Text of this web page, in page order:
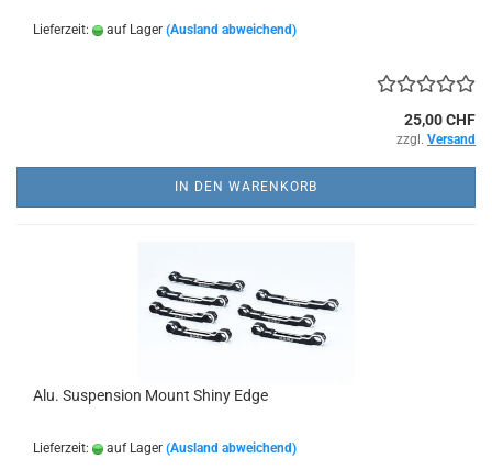
Lieferzeit: auf Lager (Ausland abweichend)
25,00 CHF
zzgl. Versand
IN DEN WARENKORB
Alu. Suspension Mount Shiny Edge
Lieferzeit: auf Lager (Ausland abweichend)